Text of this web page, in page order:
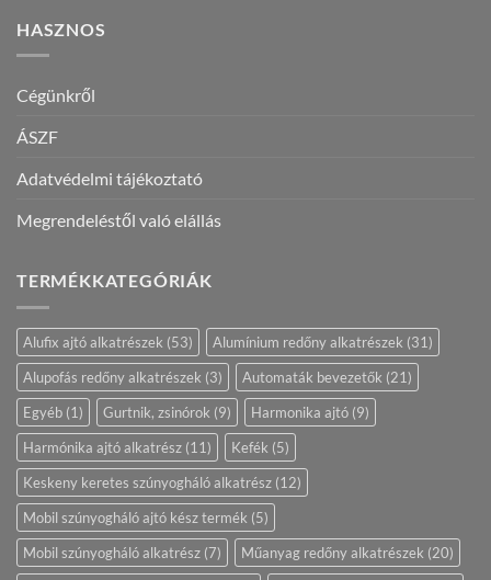
HASZNOS
Cégünkről
ÁSZF
Adatvédelmi tájékoztató
Megrendeléstől való elállás
TERMÉKKATEGÓRIÁK
Alufix ajtó alkatrészek (53) Alumínium redőny alkatrészek (31)
Alupofás redőny alkatrészek (3) Automaták bevezetők (21)
Egyéb (1) Gurtnik, zsinórok (9) Harmonika ajtó (9)
Harmónika ajtó alkatrész (11) Kefék (5)
Keskeny keretes szúnyogháló alkatrész (12)
Mobil szúnyogháló ajtó kész termék (5)
Mobil szúnyogháló alkatrész (7) Műanyag redőny alkatrészek (20)